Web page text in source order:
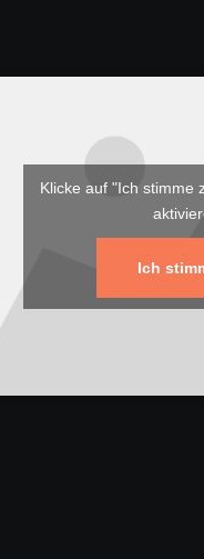
Klicke auf "Ich stimme
Ich